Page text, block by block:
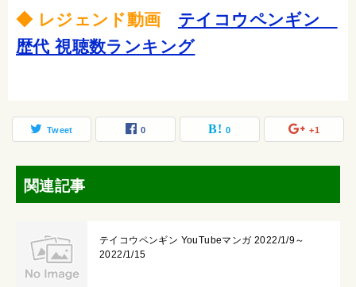
◆ レジェンド動画 テイコウペンギン
歴代 視聴数ランキング
Tweet 0 0 +1
関連記事
テイコウペンギン YouTubeマンガ 2022/1/9～
2022/1/15